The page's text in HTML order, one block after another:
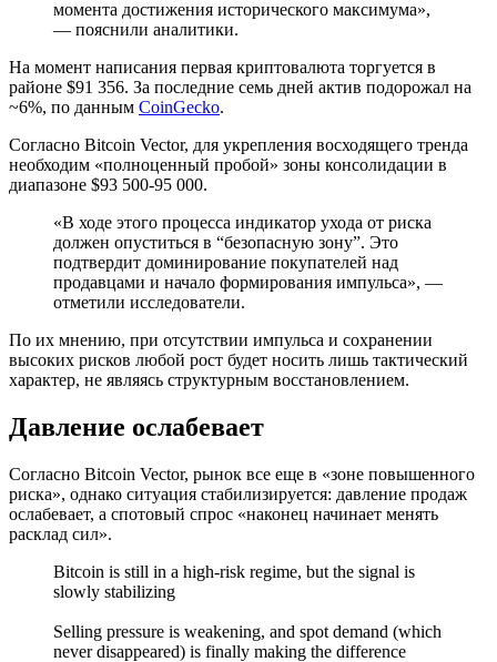
момента достижения исторического максимума»,
— пояснили аналитики.
На момент написания первая криптовалюта торгуется в
районе $91 356. За последние семь дней актив подорожал на
~6%, по данным CoinGecko.
Согласно Bitcoin Vector, для укрепления восходящего тренда
необходим «полноценный пробой» зоны консолидации в
диапазоне $93 500-95 000.
«В ходе этого процесса индикатор ухода от риска
должен опуститься в “безопасную зону”. Это
подтвердит доминирование покупателей над
продавцами и начало формирования импульса», —
отметили исследователи.
По их мнению, при отсутствии импульса и сохранении
высоких рисков любой рост будет носить лишь тактический
характер, не являясь структурным восстановлением.
Давление ослабевает
Согласно Bitcoin Vector, рынок все еще в «зоне повышенного
риска», однако ситуация стабилизируется: давление продаж
ослабевает, а спотовый спрос «наконец начинает менять
расклад сил».
Bitcoin is still in a high-risk regime, but the signal is
slowly stabilizing
Selling pressure is weakening, and spot demand (which
never disappeared) is finally making the difference